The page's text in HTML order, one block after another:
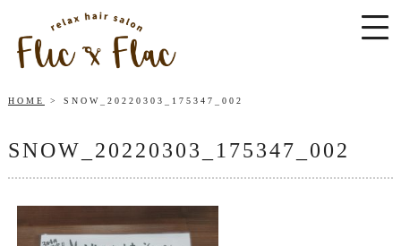
HOME SNOW_20220303_175347_002
SNOW_20220303_175347_002